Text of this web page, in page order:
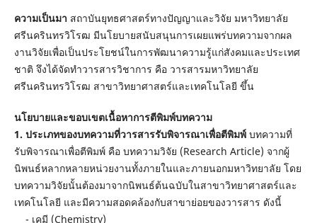
ความเป็นมา สถาบันยุทธศาสตร์ทางปัญญาและวิจัย มหาวิทยาลัย
ศรีนครินทรวิโรฒ มีนโยบายสนับสนุนการเผยแพร่บทความจากผล
งานวิจัยเพื่อเป็นประโยชน์ในการพัฒนาความรู้แก่สังคมและประเทศ
ชาติ จึงได้จัดทำวารสารวิชาการ คือ วารสารมหาวิทยาลัย
ศรีนครินทรวิโรฒ สาขาวิทยาศาสตร์และเทคโนโลยี ขึ้น
นโยบายและขอบเขตเนื้อหาการตีพิมพ์บทความ
1. ประเภทของบทความที่วารสารรับพิจารณาเพื่อตีพิมพ์บทความที่
รับพิจารณาเพื่อตีพิมพ์ คือ บทความวิจัย (Research Article) จากผู้
นิพนธ์หลากหลายหน่วยงานทั้งภายในและภายนอกมหาวิทยาลัย โดย
บทความวิจัยนั้นต้องมาจากนิพนธ์ต้นฉบับในสาขาวิทยาศาสตร์และ
เทคโนโลยี และมีความสอดคล้องกับสาขาย่อยของวารสาร ดังนี้
- เคมี (Chemistry)